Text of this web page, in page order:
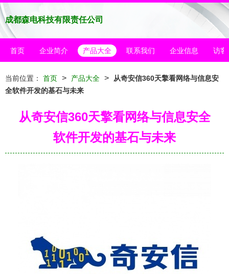
成都森电科技有限责任公司
首页 企业简介 产品大全 联系我们 企业信息 访客
当前位置： 首页 > 产品大全 >
从奇安信360天擎看网络与信息安
全软件开发的基石与未来
从奇安信360天擎看网络与信息安全
软件开发的基石与未来